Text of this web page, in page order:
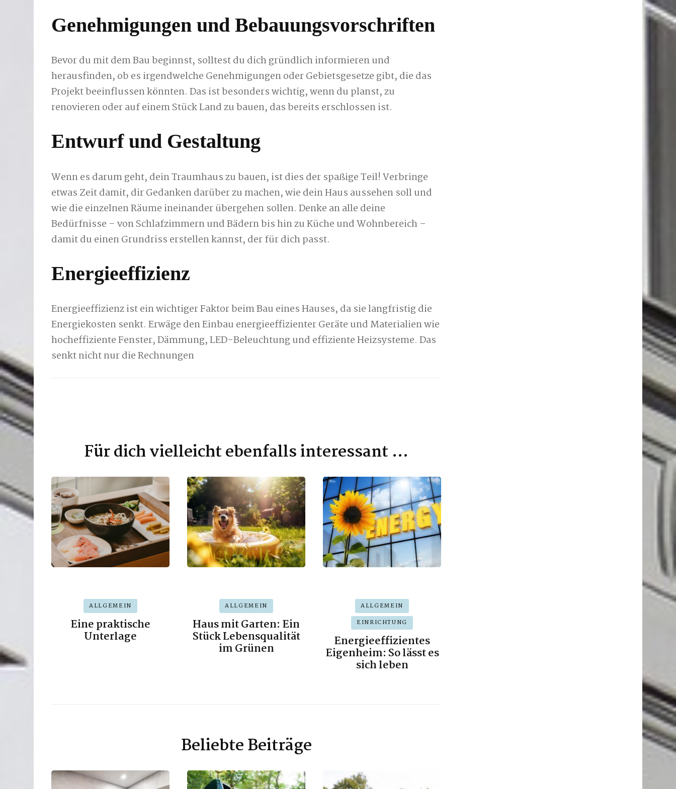
Genehmigungen und Bebauungsvorschriften
Bevor du mit dem Bau beginnst, solltest du dich gründlich informieren und
herausfinden, ob es irgendwelche Genehmigungen oder Gebietsgesetze gibt, die das
Projekt beeinflussen könnten. Das ist besonders wichtig, wenn du planst, zu
renovieren oder auf einem Stück Land zu bauen, das bereits erschlossen ist.
Entwurf und Gestaltung
Wenn es darum geht, dein Traumhaus zu bauen, ist dies der spaßige Teil! Verbringe
etwas Zeit damit, dir Gedanken darüber zu machen, wie dein Haus aussehen soll und
wie die einzelnen Räume ineinander übergehen sollen. Denke an alle deine
Bedürfnisse – von Schlafzimmern und Bädern bis hin zu Küche und Wohnbereich –
damit du einen Grundriss erstellen kannst, der für dich passt.
Energieeffizienz
Energieeffizienz ist ein wichtiger Faktor beim Bau eines Hauses, da sie langfristig die
Energiekosten senkt. Erwäge den Einbau energieeffizienter Geräte und Materialien wie
hocheffiziente Fenster, Dämmung, LED-Beleuchtung und effiziente Heizsysteme. Das
senkt nicht nur die Rechnungen
Beitragsnavigation
Für dich vielleicht ebenfalls interessant …
ALLGEMEIN
Eine praktische
Unterlage
ALLGEMEIN
Haus mit Garten: Ein
Stück Lebensqualität
im Grünen
ALLGEMEIN
EINRICHTUNG
Energieeffizientes
Eigenheim: So lässt es
sich leben
Beliebte Beiträge